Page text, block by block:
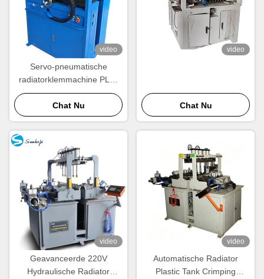
video
Servo-pneumatische
radiatorklemmachine PLC-
gecontroleerde vierzijdige
krimp
Chat Nu
video
Chat Nu
video
Geavanceerde 220V
Hydraulische Radiator
video
Automatische Radiator
Plastic Tank Crimping